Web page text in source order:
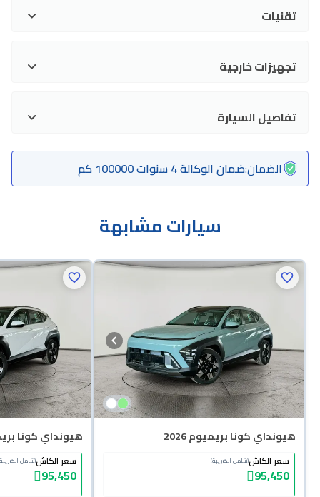
تقنيات
تجهيزات خارجية
تفاصيل السيارة
الضمان:ضمان الوكالة 4 سنوات 100000 كم
سيارات مشابهة
هيونداي كونا بريميوم 2026
سعر الكاش(شامل الضريبة)
95,450
هيونداي كونا
سعر الكاش(شامل
95,450